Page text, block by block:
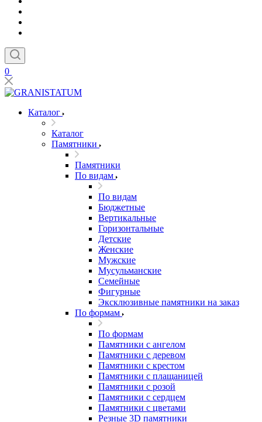
0
Каталог
Каталог
Памятники
Памятники
По видам
По видам
Бюджетные
Вертикальные
Горизонтальные
Детские
Женские
Мужские
Мусульманские
Семейные
Фигурные
Эксклюзивные памятники на заказ
По формам
По формам
Памятники с ангелом
Памятники с деревом
Памятники с крестом
Памятники с плащаницей
Памятники с розой
Памятники с сердцем
Памятники с цветами
Резные 3D памятники